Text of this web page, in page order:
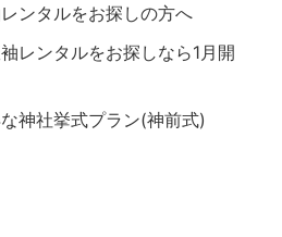
ンタルをお探しの方へ
レンタルをお探しなら1月開
神社挙式プラン(神前式)